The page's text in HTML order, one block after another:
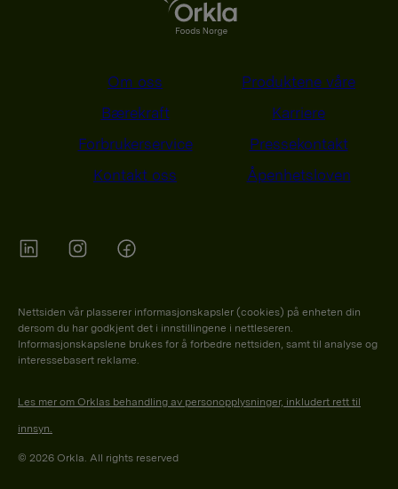
Om oss
Produktene våre
Bærekraft
Karriere
Forbrukerservice
Pressekontakt
Kontakt oss
Åpenhetsloven
Nettsiden vår plasserer informasjonskapsler (cookies) på enheten din
dersom du har godkjent det i innstillingene i nettleseren.
Informasjonskapslene brukes for å forbedre nettsiden, samt til analyse og
interessebasert reklame.
Les mer om Orklas behandling av personopplysninger, inkludert rett til
innsyn.
© 2026 Orkla. All rights reserved